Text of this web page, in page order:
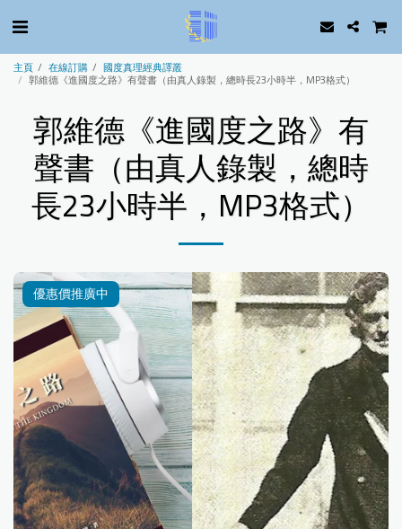
主頁 在線訂購 國度真理經典譯叢
郭維德《進國度之路》有聲書（由真人錄製，總時長23小時半，MP3格式）
郭維德《進國度之路》有
聲書（由真人錄製，總時
長23小時半，MP3格式）
優惠價推廣中